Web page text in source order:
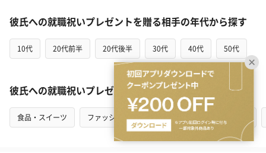
彼氏への就職祝いプレゼントを贈る相手の年代から探す
10代 20代前半 20代後半 30代 40代 50代
彼氏への就職祝いプレゼントをカテゴリから探す
食品・スイーツ ファッション アクセサリー